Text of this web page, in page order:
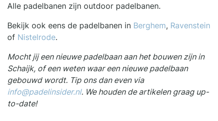
Alle padelbanen zijn outdoor padelbanen.
Bekijk ook eens de padelbanen in Berghem, Ravenstein
of Nistelrode.
Mocht jij een nieuwe padelbaan aan het bouwen zijn in
Schaijk, of een weten waar een nieuwe padelbaan
gebouwd wordt. Tip ons dan even via
info@padelinsider.nl. We houden de artikelen graag up-
to-date!